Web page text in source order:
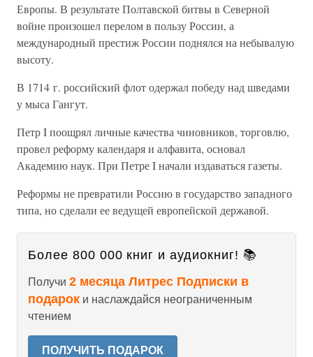
Европы. В результате Полтавской битвы в Северной
войне произошел перелом в пользу России, а
международный престиж России поднялся на небывалую
высоту.
В 1714 г. российский флот одержал победу над шведами
у мыса Гангут.
Петр I поощрял личные качества чиновников, торговлю,
провел реформу календаря и алфавита, основал
Академию наук. При Петре I начали издаваться газеты.
Реформы не превратили Россию в государство западного
типа, но сделали ее ведущей европейской державой.
Более 800 000 книг и аудиокниг! 📚
Получи 2 месяца Литрес Подписки в
подарок и наслаждайся неограниченным
чтением
ПОЛУЧИТЬ ПОДАРОК